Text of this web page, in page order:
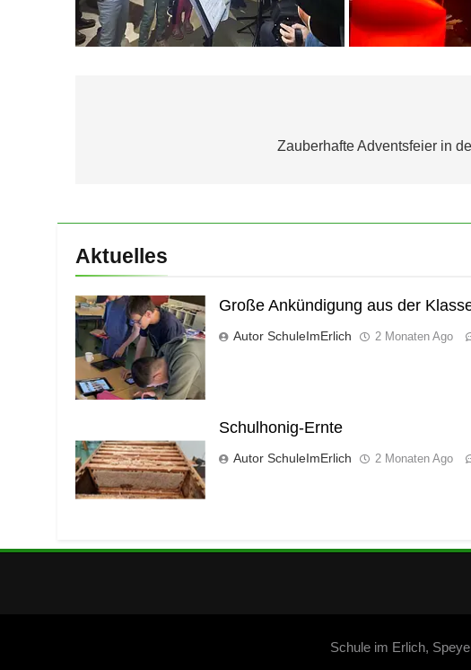
Zauberhafte Adventsfeier in
Aktuelles
Große Ankündigung aus der
Autor SchuleImErlich 2 Monaten Ago
Schulhonig-Ernte
Autor SchuleImErlich 2 Monaten Ago
Schule im Erlich,